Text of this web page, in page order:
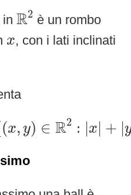
R2
R2
è un rombo
x
x, con i lati inclinati
(x, y) ∈ R2 : |x| + |
y ∈R2 x + <